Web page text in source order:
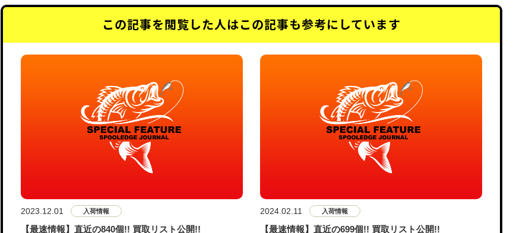
この記事を閲覧した人はこの記事も参考にしています
2023.12.01 入荷情報
【最速情報】直近の840個!! 買取リスト公開!!
2024.02.11 入荷情報
【最速情報】直近の699個!! 買取リスト公開!!